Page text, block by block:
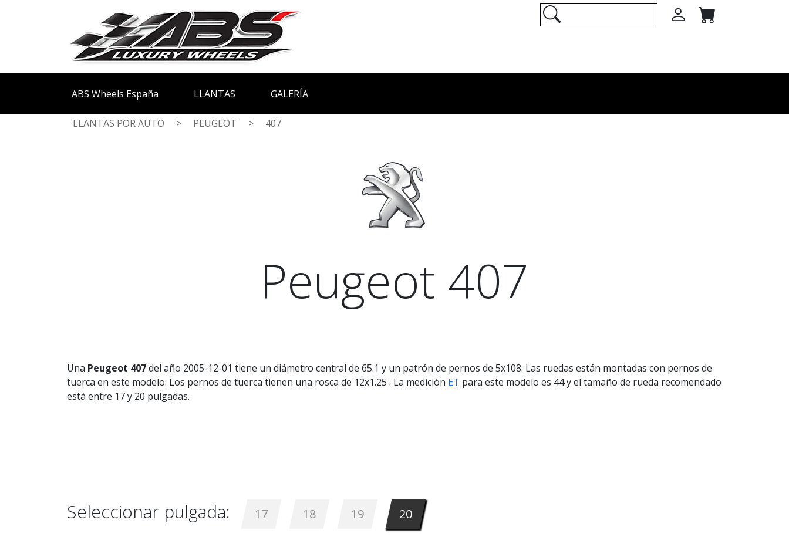
ABS Wheels España LLANTAS GALERÍA
LLANTAS POR AUTO > PEUGEOT > 407
Peugeot 407
Una Peugeot 407del año 2005-12-01 tiene un diámetro central de 65.1 y un patrón de pernos de 5x108. Las ruedas están montadas con pernos de
tuerca en este modelo. Los pernos de tuerca tienen una rosca de 12x1.25 . La medición ET para este modelo es 44 y el tamaño de rueda recomendado
está entre 17 y 20 pulgadas.
Seleccionar pulgada: 17 18 19 20